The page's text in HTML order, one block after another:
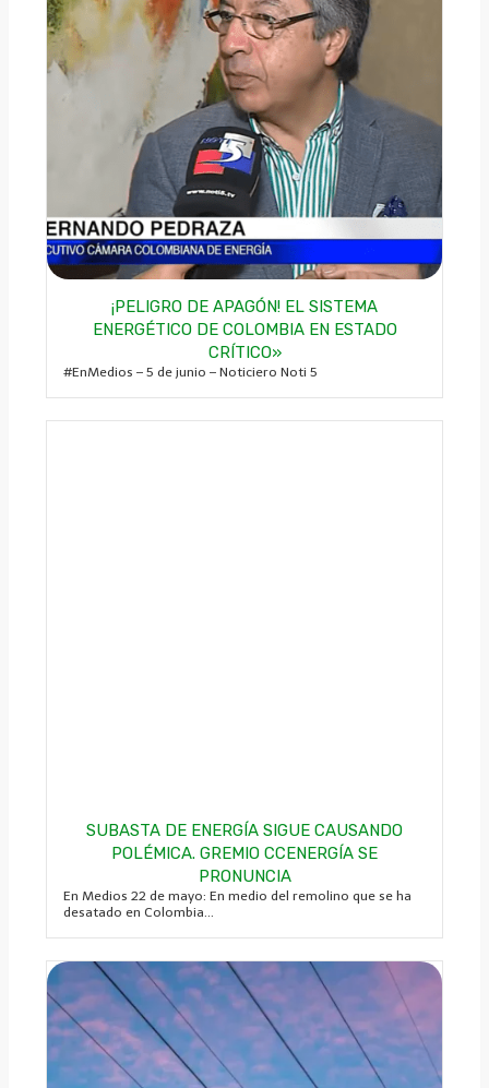
¡PELIGRO DE APAGÓN! EL SISTEMA
ENERGÉTICO DE COLOMBIA EN ESTADO
CRÍTICO»
#EnMedios – 5 de junio – Noticiero Noti 5
SUBASTA DE ENERGÍA SIGUE CAUSANDO
POLÉMICA. GREMIO CCENERGÍA SE
PRONUNCIA
En Medios 22 de mayo: En medio del remolino que se ha
desatado en Colombia...